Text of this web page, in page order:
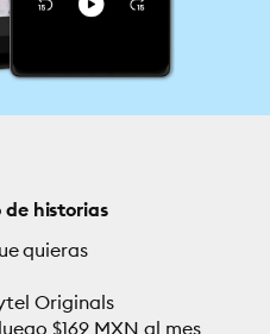
historias
quieras
Originals
$169 MXN al mes